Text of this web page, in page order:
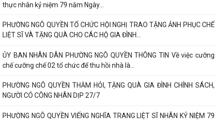
thực nhân kỷ niệm 79 năm Ngày...
PHƯỜNG NGÔ QUYỀN TỔ CHỨC HỘI NGHỊ TRAO TẶNG ẢNH PHỤC CHẾ
LIỆT SĨ VÀ TẶNG QUÀ CHO CÁC HỘ GIA ĐÌNH...
ỦY BAN NHÂN DÂN PHƯỜNG NGÔ QUYỀN THÔNG TIN Về việc cưỡng
chế cưỡng chế 02 tổ chức để thu hồi nhà là...
PHƯỜNG NGÔ QUYỀN THĂM HỎI, TẶNG QUÀ GIA ĐÌNH CHÍNH SÁCH,
NGƯỜI CÓ CÔNG NHÂN DỊP 27/7
PHƯỜNG NGÔ QUYỀN VIẾNG NGHĨA TRANG LIỆT SĨ NHÂN KỶ NIỆM 79